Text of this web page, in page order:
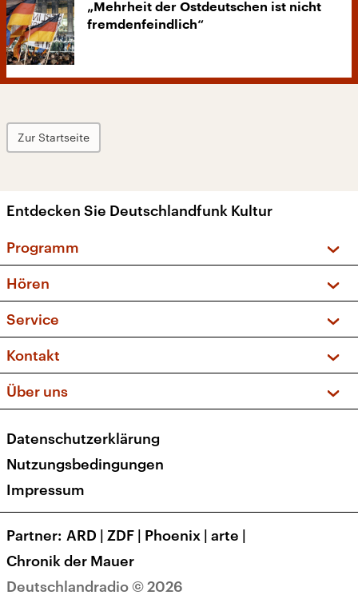
„Mehrheit der Ostdeutschen ist nicht
fremdenfeindlich“
Zur Startseite
Entdecken Sie Deutschlandfunk Kultur
Programm
Sendungen und Podcasts
Musikliste
Kakadu – Das Kinderprogramm
Hören
Frequenzen (UKW + DAB+)
Service
FAQ
Apps
Newsletter
Veranstaltungen
Kontakt
Social Media
Über uns
Presse
Karriere
Transparenz
Deutschlandradio © 2026
Datenschutzerklärung
Nutzungsbedingungen
Impressum
Partner ARD | ZDF | Phoenix | arte |
Chronik der Mauer